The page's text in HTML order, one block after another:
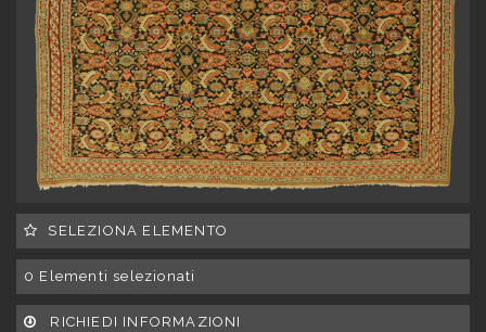
SELEZIONA ELEMENTO
0 Elementi selezionati
RICHIEDI INFORMAZIONI